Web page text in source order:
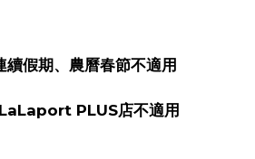
假期、農曆春節不適用
PLUS店不適用